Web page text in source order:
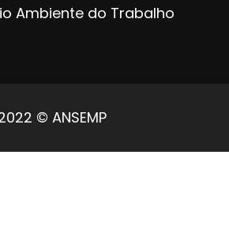
Ambiente do Trabalho
© ANSEMP